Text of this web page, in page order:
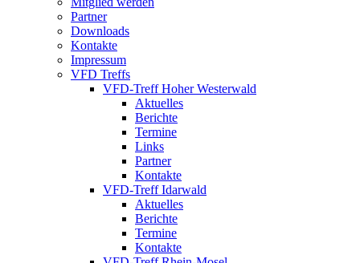
Partner
Downloads
Kontakte
Impressum
VFD Treffs
VFD-Treff Hoher Westerwald
Aktuelles
Berichte
Termine
Links
Partner
Kontakte
VFD-Treff Idarwald
Aktuelles
Berichte
Termine
Kontakte